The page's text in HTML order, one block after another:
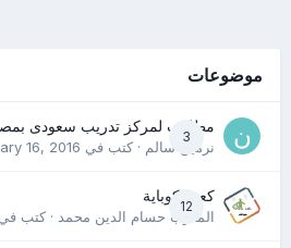
موضوعات
3
مطلوب لمركز تدريب سعودى
نرمين سالم· كتب في 16, 2016
12
كعب كوباية
المدرب حسام الدين محمد· كتب في